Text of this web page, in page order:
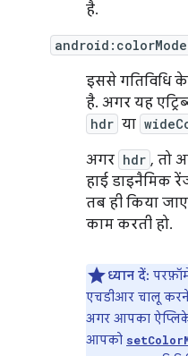
है.
android:colorMode
इससे गतिविधि
है. अगर यह
hdr या
अगर hdr , तो
हाई डाइनैमिक
तब ही किया
काम करती हो.
ध्यान दें:
एचडीआर चालू
अगर आपका
आपको